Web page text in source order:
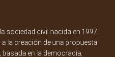
sociedad civil nacida en 1997.
la creación de una propuesta
en la democracia,